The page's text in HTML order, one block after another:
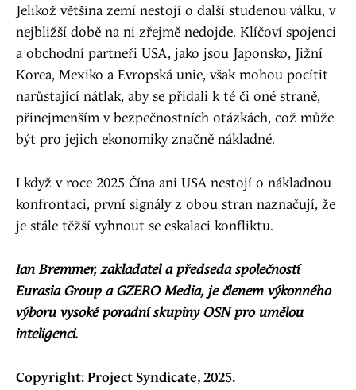
Jelikož většina zemí nestojí o další studenou válku, v
nejbližší době na ni zřejmě nedojde. Klíčoví spojenci
a obchodní partneři USA, jako jsou Japonsko, Jižní
Korea, Mexiko a Evropská unie, však mohou pocítit
narůstající nátlak, aby se přidali k té či oné straně,
přinejmenším v bezpečnostních otázkách, což může
být pro jejich ekonomiky značně nákladné.
I když v roce 2025 Čína ani USA nestojí o nákladnou
konfrontaci, první signály z obou stran naznačují, že
je stále těžší vyhnout se eskalaci konfliktu.
Ian Bremmer, zakladatel a předseda společností
Eurasia Group a GZERO Media, je členem výkonného
výboru vysoké poradní skupiny OSN pro umělou
inteligenci.
Copyright: Project Syndicate, 2025.